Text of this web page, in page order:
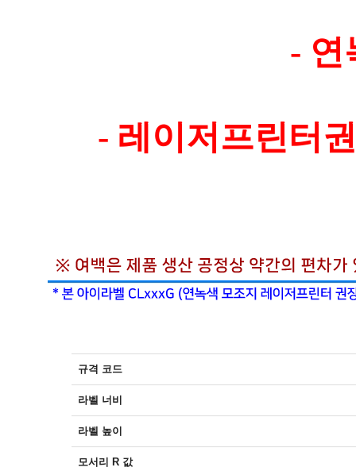
- 연
- 레이저프린터
규격 코드
라벨 너비
라벨 높이
모서리 R 값